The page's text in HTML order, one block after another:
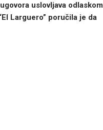
uslovljava odlaskom
Larguero” poručila je da